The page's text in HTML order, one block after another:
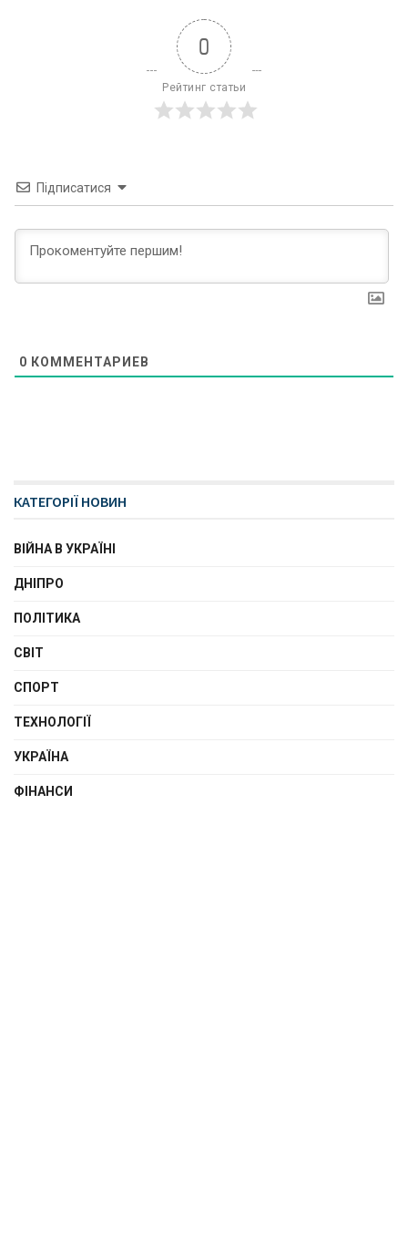
0
Рейтинг статьи
Підписатися
0 КОММЕНТАРИЕВ
КАТЕГОРІЇ НОВИН
ВІЙНА В УКРАЇНІ
ДНІПРО
ПОЛІТИКА
СВІТ
СПОРТ
ТЕХНОЛОГІЇ
УКРАЇНА
ФІНАНСИ